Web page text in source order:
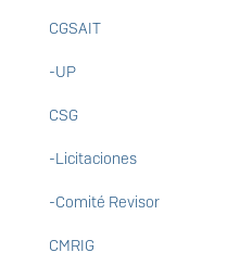
CGSAIT
-UP
CSG
-Licitaciones
-Comité Revisor
CMRIG